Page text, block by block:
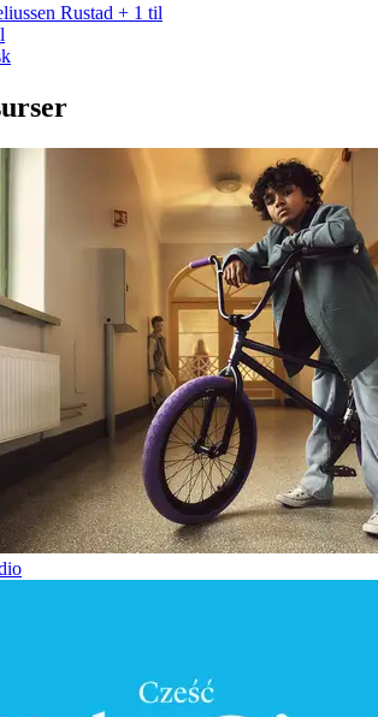
Rustad + 1 til